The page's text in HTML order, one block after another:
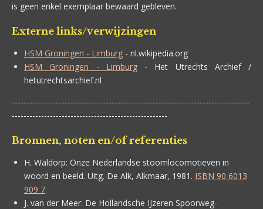
is geen enkel exemplaar bewaard gebleven.
Externe links/verwijzingen
HSM Groningen - Limburg - nl.wikipedia.org
HSM Groningen - Limburg- Het Utrechts Archief /
hetutrechtsarchief.nl
---------------------------------------------------------------------------------
-----------------------------------------------------
Bronnen, noten en/of referenties
H. Waldorp: Onze Nederlandse stoomlocomotieven in
woord en beeld. Uitg. De Alk, Alkmaar, 1981. ISBN 90 6013
909 7.
J. van der Meer: De Hollandsche IJzeren Spoorweg-